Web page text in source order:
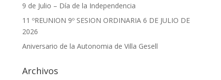
9 de Julio – Día de la Independencia
11 ºREUNION 9º SESION ORDINARIA 6 DE JULIO DE
2026
Aniversario de la Autonomia de Villa Gesell
Archivos